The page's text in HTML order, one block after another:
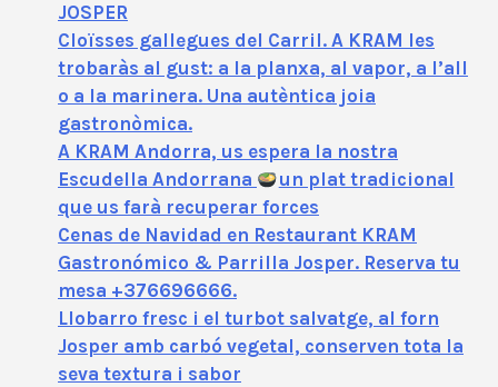
JOSPER
Cloïsses gallegues del Carril. A KRAM les
trobaràs al gust: a la planxa, al vapor, a l’all
o a la marinera. Una autèntica joia
gastronòmica.
A KRAM Andorra, us espera la nostra
Escudella Andorrana
un plat tradicional
que us farà recuperar forces
Cenas de Navidad en Restaurant KRAM
Gastronómico & Parrilla Josper. Reserva tu
mesa +376696666.
Llobarro fresc i el turbot salvatge, al forn
Josper amb carbó vegetal, conserven tota la
seva textura i sabor